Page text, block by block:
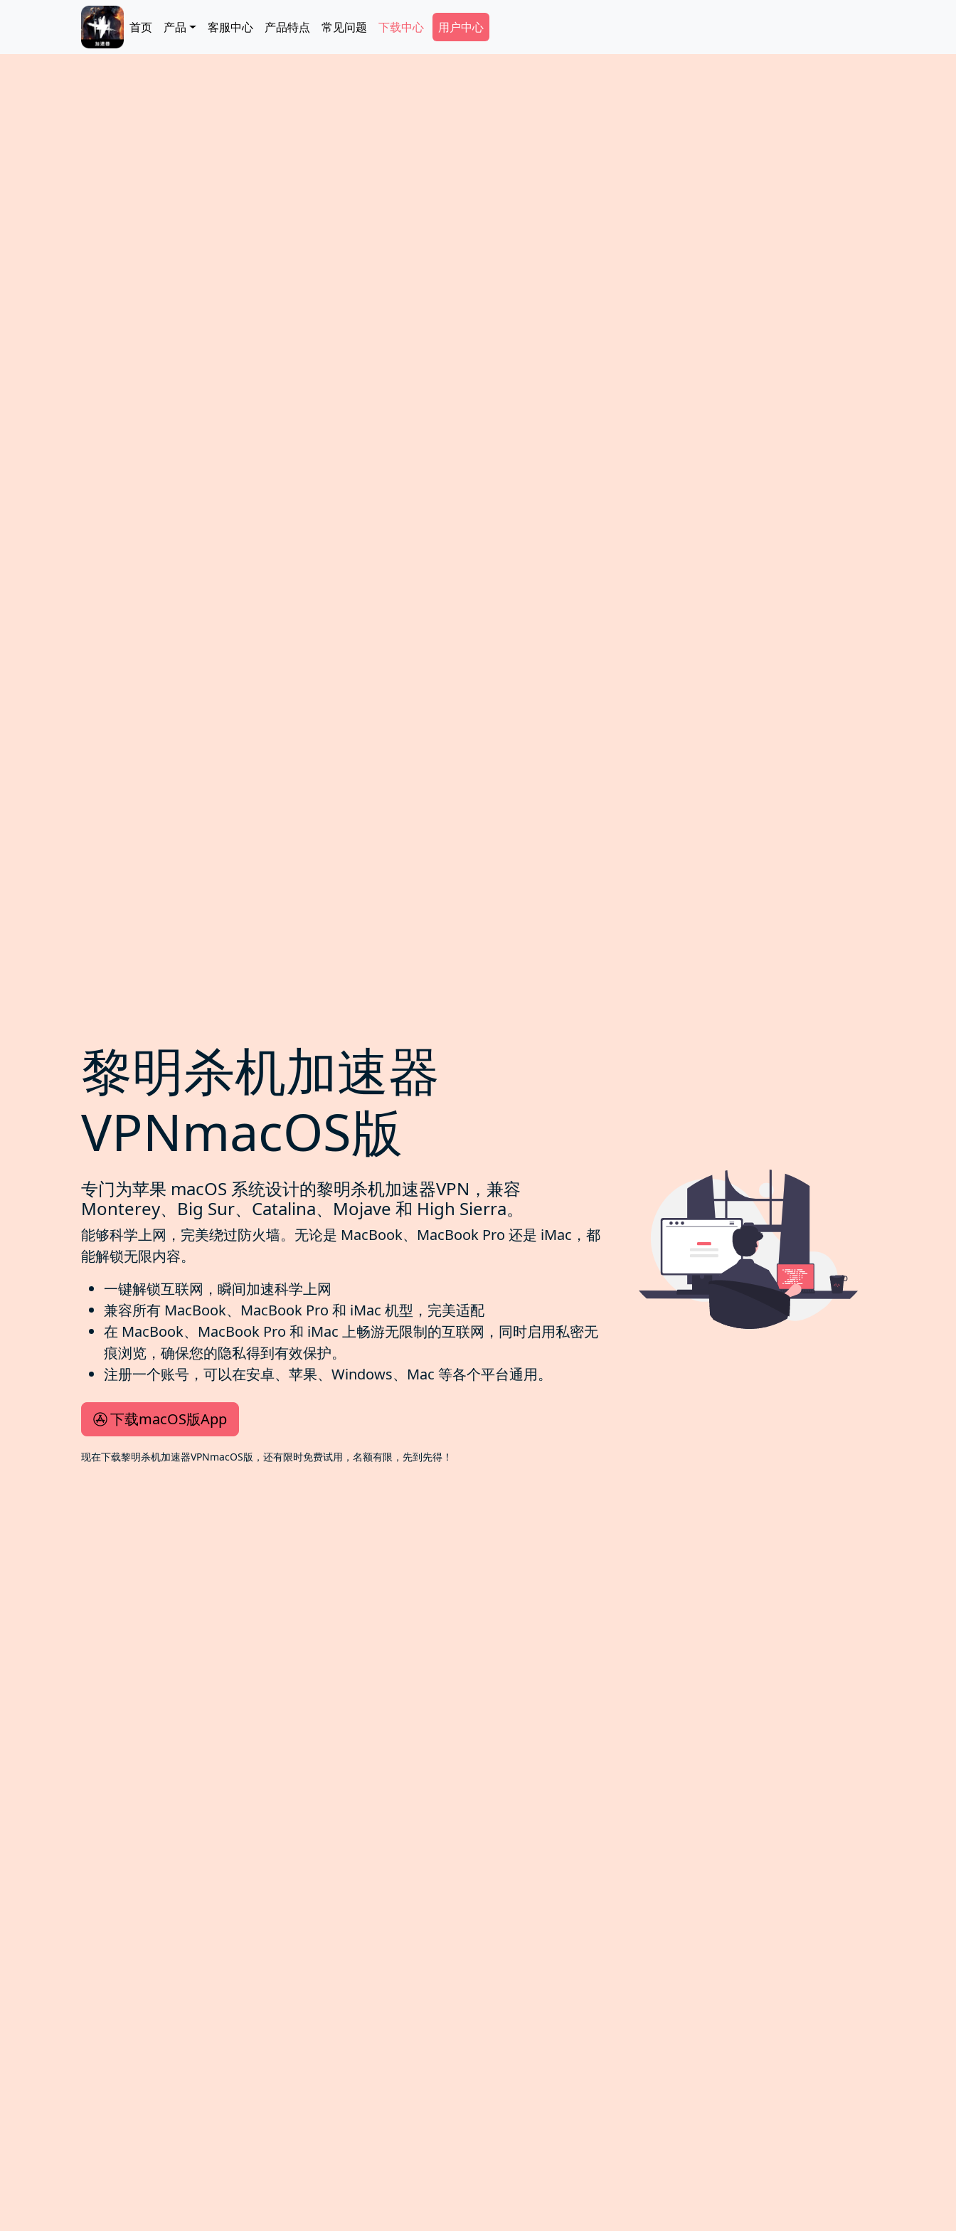
Main navigation
首页 产品 客服中心 产品特点 常见问题 下载中心 Secondary Menu
用户中心
黎明杀机加速器
VPNmacOS版
专门为苹果 macOS 系统设计的黎明杀机加速器VPN，兼容
Monterey、Big Sur、Catalina、Mojave 和 High Sierra。
能够科学上网，完美绕过防火墙。无论是 MacBook、MacBook Pro 还是 iMac，都
能解锁无限内容。
一键解锁互联网，瞬间加速科学上网
兼容所有 MacBook、MacBook Pro 和 iMac 机型，完美适配
在 MacBook、MacBook Pro 和 iMac 上畅游无限制的互联网，同时启用私密无
痕浏览，确保您的隐私得到有效保护。
注册一个账号，可以在安卓、苹果、Windows、Mac 等各个平台通用。
下载macOS版App
现在下载黎明杀机加速器VPNmacOS版，还有限时免费试用，名额有限，先到先得！